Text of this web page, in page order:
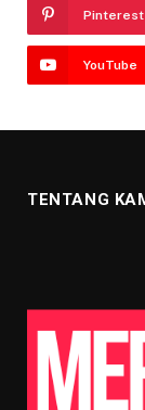
Pinterest
YouTube
TENTANG